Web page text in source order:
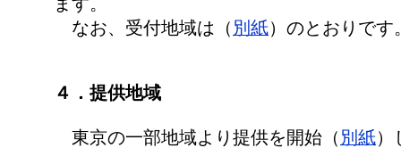
なお、受付地域は（ 別紙）のとおりです
４．提供地域
東京の一部地域より提供を開始（ 別紙）